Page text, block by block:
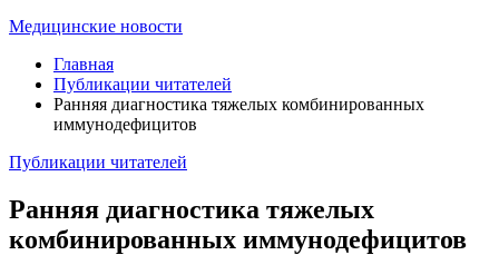
Медицинские новости
Главная
Публикации читателей
Ранняя диагностика тяжелых комбинированных
иммунодефицитов
Публикации читателей
Ранняя диагностика тяжелых
комбинированных иммунодефицитов